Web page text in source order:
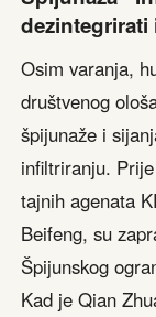
dezintegrirati
Osim varanja,
društvenog
špijunaže i
infiltriranju.
tajnih agenata
Beifeng, su
Špijunskog
Kad je Qian